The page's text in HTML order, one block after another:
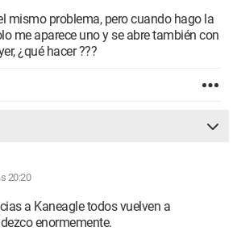
mismo problema, pero cuando hago la
me aparece uno y se abre también con
¿qué hacer ???
20:20
a Kaneagle todos vuelven a
enormemente.